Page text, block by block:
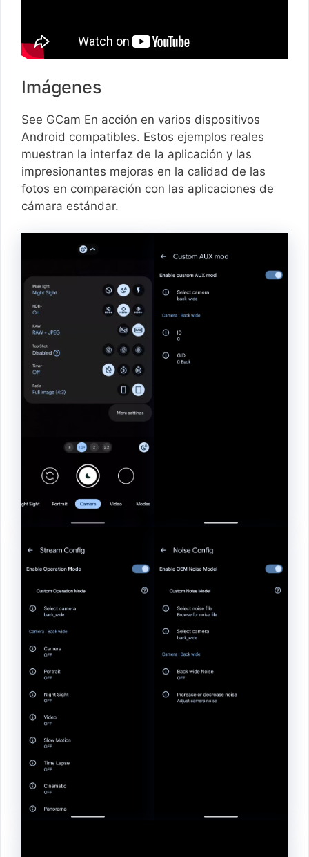
Imágenes
See GCam En acción en varios dispositivos
Android compatibles. Estos ejemplos reales
muestran la interfaz de la aplicación y las
impresionantes mejoras en la calidad de las
fotos en comparación con las aplicaciones de
cámara estándar.